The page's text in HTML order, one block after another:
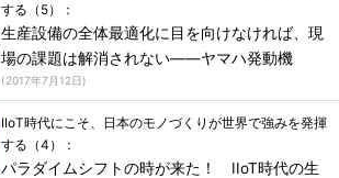
する（5）：
生産設備の全体最適化に目を向けなければ、現
場の課題は解消されない――ヤマハ発動機
(2017年7月12日)
IIoT時代にこそ、日本のモノづくりが世界で強みを発揮
する（4）：
パラダイムシフトの時が来た！ IIoT時代の生